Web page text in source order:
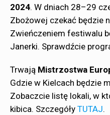
2024. W dniach 28–29
Zbożowej czekać będzie
Zwieńczeniem festiwalu
Janerki. Sprawdźcie
Trwają Mistrzostwa
Gdzie w Kielcach będzie
Zobaczcie listę lokali, w
kibica. Szczegóły TUTAJ.